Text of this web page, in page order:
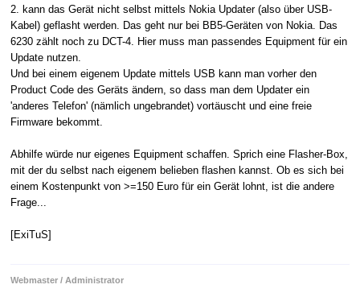
2. kann das Gerät nicht selbst mittels Nokia Updater (also über USB-
Kabel) geflasht werden. Das geht nur bei BB5-Geräten von Nokia. Das
6230 zählt noch zu DCT-4. Hier muss man passendes Equipment für ein
Update nutzen.
Und bei einem eigenem Update mittels USB kann man vorher den
Product Code des Geräts ändern, so dass man dem Updater ein
'anderes Telefon' (nämlich ungebrandet) vortäuscht und eine freie
Firmware bekommt.
Abhilfe würde nur eigenes Equipment schaffen. Sprich eine Flasher-Box,
mit der du selbst nach eigenem belieben flashen kannst. Ob es sich bei
einem Kostenpunkt von >=150 Euro für ein Gerät lohnt, ist die andere
Frage...
[ExiTuS]
Webmaster / Administrator